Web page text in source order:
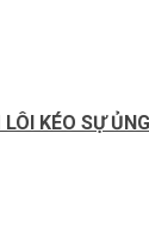
KÉO SỰ